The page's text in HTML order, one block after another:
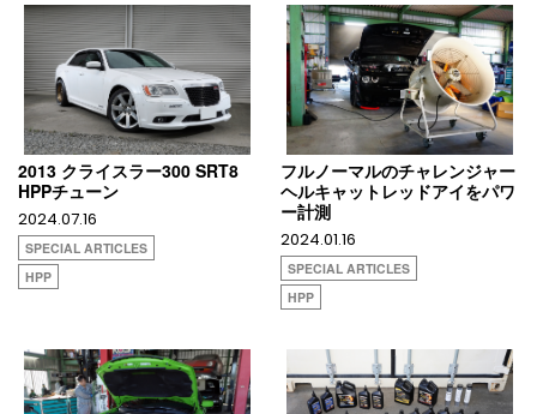
2013 クライスラー300 SRT8
HPPチューン
2024.07.16
SPECIAL ARTICLES
HPP
フルノーマルのチャレンジャー
ヘルキャットレッドアイをパワ
ー計測
2024.01.16
SPECIAL ARTICLES
HPP